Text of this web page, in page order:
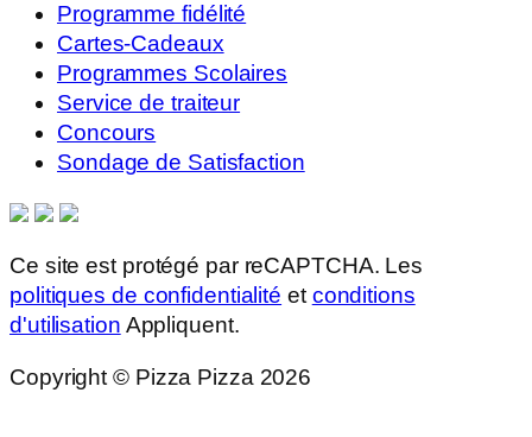
Programme fidélité
Cartes-Cadeaux
Programmes Scolaires
Service de traiteur
Concours
Sondage de Satisfaction
Ce site est protégé par reCAPTCHA. Les
politiques de confidentialité etconditions
d'utilisation Appliquent.
Copyright © Pizza Pizza 2026